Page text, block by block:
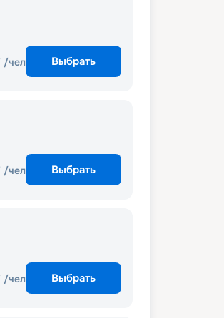
/чел Выбрать
/чел Выбрать
/чел Выбрать